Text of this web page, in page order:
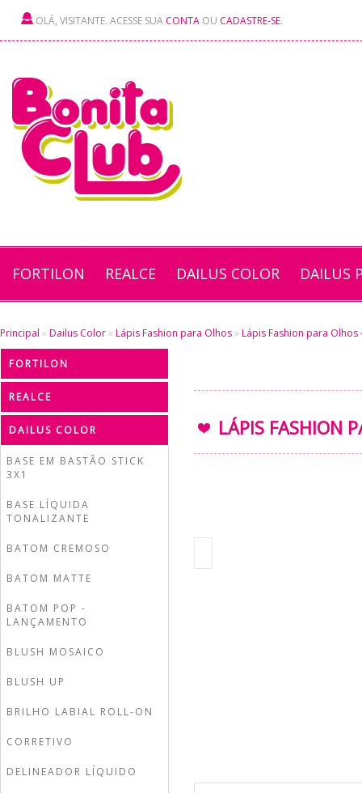
OLÁ, VISITANTE. ACESSE SUA CONTA OU CADASTRE-SE.
FORTILON REALCE DAILUS COLOR DAILUS
Principal » Dailus Color » Lápis Fashion para Olhos » Lápis Fashion para Olhos
FORTILON
REALCE
DAILUS COLOR
BASE EM BASTÃO STICK
3X1
BASE LÍQUIDA
TONALIZANTE
BATOM CREMOSO
BATOM MATTE
BATOM POP -
LANÇAMENTO
BLUSH MOSAICO
BLUSH UP
BRILHO LABIAL ROLL-ON
CORRETIVO
DELINEADOR LÍQUIDO
LÁPIS FASHION